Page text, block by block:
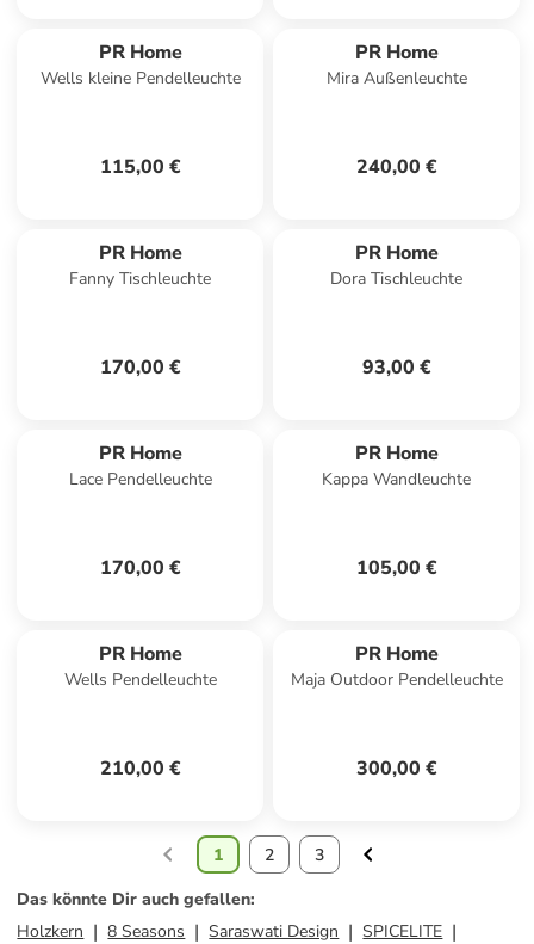
PR Home
Wells kleine Pendelleuchte
115,00 €
PR Home
Mira Außenleuchte
240,00 €
PR Home
Fanny Tischleuchte
170,00 €
PR Home
Dora Tischleuchte
93,00 €
PR Home
Lace Pendelleuchte
170,00 €
PR Home
Kappa Wandleuchte
105,00 €
PR Home
Wells Pendelleuchte
210,00 €
PR Home
Maja Outdoor Pendelleuchte
300,00 €
1 2
3
Das könnte Dir auch gefallen:
Holzkern
8 Seasons Saraswati Design
SPICELITE